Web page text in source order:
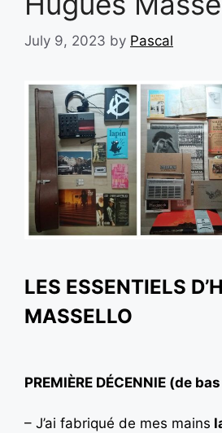
July 9, 2023 by Pascal
LES ESSENTIELS
MASSELLO
PREMIÈRE DÉCENNIE (de
– J’ai fabriqué de mes mains